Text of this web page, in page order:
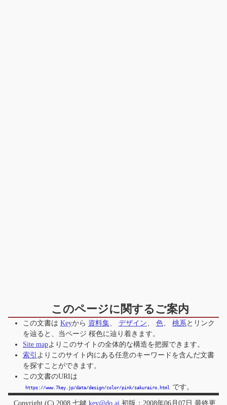
このページに関するご案内
この文書は Keyから 資料集、 デザイン、 色、 桃系とリンク
を辿ると、当ページ 桜色に辿り着きます。
Site mapよりこのサイトの全体的な構造を把握できます。
索引 よりこのサイト内にある任意のキーワードを含んだ文書
を探すことができます。
この文書のURIは
https://www.7key.jp/data/design/color/pink/sakurairo.html です。
Copyright (C) 2008 七鍵key@do.ai 初版：2008年06月07日 最終更